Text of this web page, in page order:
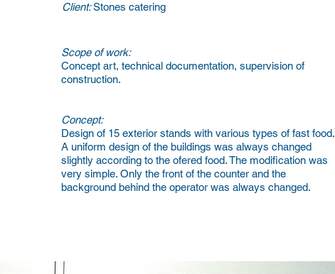
Client:Stones catering
Scope of work:
Concept art, technical documentation, supervision of
construction.
Concept:
Design of 15 exterior stands with various types of fast food.
A uniform design of the buildings was always changed
slightly according to the ofered food. The modification was
very simple. Only the front of the counter and the
background behind the operator was always changed.